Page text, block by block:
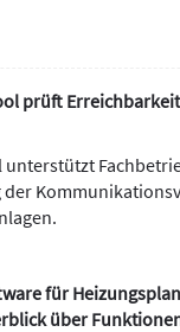
prüft
unter­stützt
für
über